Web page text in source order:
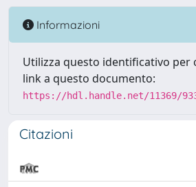
Informazioni
Utilizza questo identificativo per
link a questo documento:
https://hdl.handle.net/11369/
Citazioni